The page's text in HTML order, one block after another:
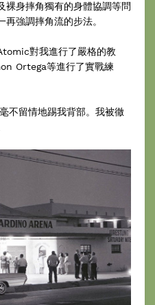
裸身摔角獨有的身體協調等問
強調摔角流的步法。
對我進行了嚴格的教
Ortega等進行了實戰練
不留情地踢我背部。我被徹